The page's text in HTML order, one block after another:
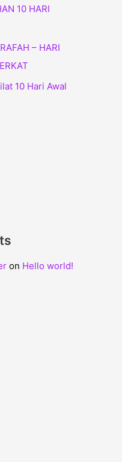
10 HARI
– HARI
10 Hari Awal
on Hello world!